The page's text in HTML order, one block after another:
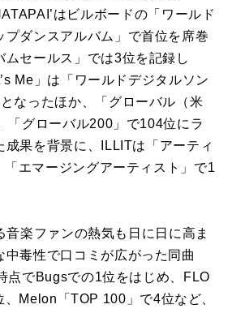
はビルボードの「ワールド
プダンスアルバム」で首位を席巻
ムセールス」では3位を記録し
Me」は「ワールドデジタルソン
なったほか、「グローバル（米
「グローバル200」で104位にラ
成果を背景に、ILLITは「アーティ
エマージングアーティスト」で1
音楽ファンの熱気も日に日に高ま
中毒性で口コミが広がった同曲
点でBugsでの1位をはじめ、FLO
Melon「TOP 100」で4位など、